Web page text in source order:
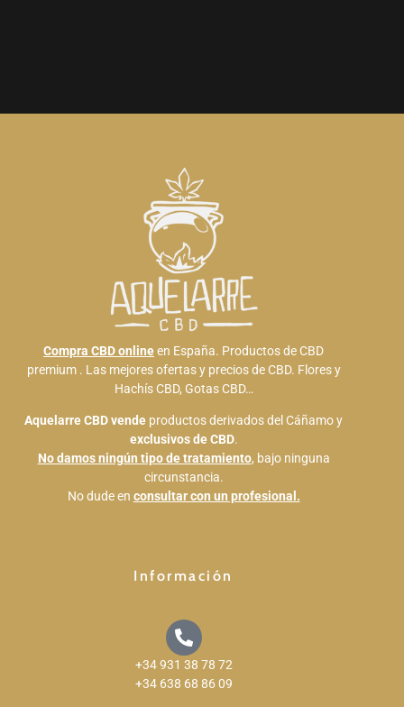
Compra CBD onlineen España. Productos de CBD
premium . Las mejores ofertas y precios de CBD. Flores y
Hachís CBD, Gotas CBD…
Aquelarre CBDvende productos derivados del Cáñamo y
exclusivos de CBD.
No damos ningún tipo de tratamiento, bajo ninguna
circunstancia.
No dude en consultar con un profesional.
Información
+34 931 38 78 72
+34 638 68 86 09